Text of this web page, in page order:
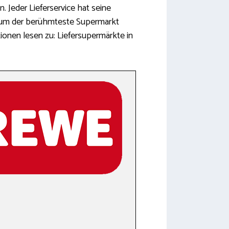
Jeder Lieferservice hat seine
der berühmteste Supermarkt
lesen zu: Liefersupermärkte in